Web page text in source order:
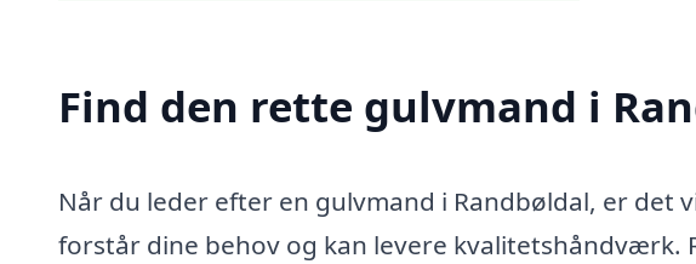
Find den rette gulvmand i
Når du leder efter en gulvmand i Randbøldal, er det
forstår dine behov og kan levere kvalitetshåndværk.